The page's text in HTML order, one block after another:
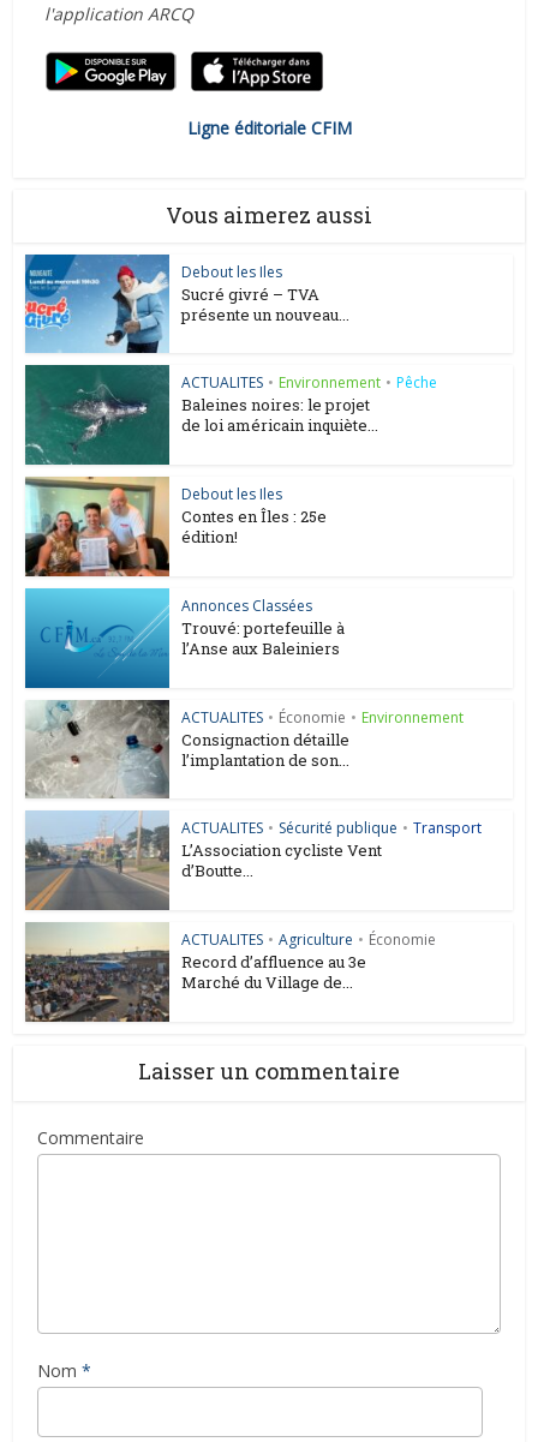
l'application ARCQ
Ligne éditoriale CFIM
Vous aimerez aussi
Debout les Iles
Sucré givré – TVA
présente un nouveau...
ACTUALITES • Environnement • Pêche
Baleines noires: le projet
de loi américain inquiète...
Debout les Iles
Contes en Îles : 25e
édition!
Annonces Classées
Trouvé: portefeuille à
l’Anse aux Baleiniers
ACTUALITES • Économie • Environnement
Consignaction détaille
l’implantation de son...
ACTUALITES • Sécurité publique • Transport
L’Association cycliste Vent
d’Boutte...
ACTUALITES • Agriculture • Économie
Record d’affluence au 3e
Marché du Village de...
Laisser un commentaire
Commentaire
Nom *